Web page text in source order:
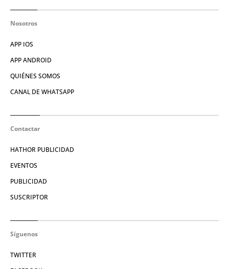
Nosotros
APP IOS
APP ANDROID
QUIÉNES SOMOS
CANAL DE WHATSAPP
Contactar
HATHOR PUBLICIDAD
EVENTOS
PUBLICIDAD
SUSCRIPTOR
Síguenos
TWITTER